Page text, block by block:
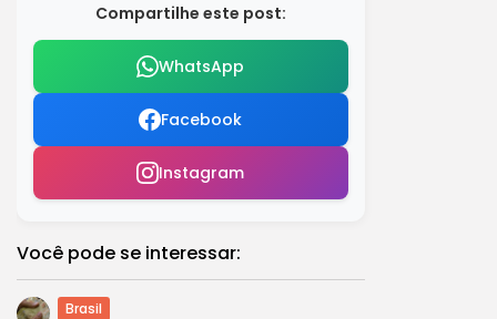
Compartilhe este post:
WhatsApp
Facebook
Instagram
Você pode se interessar:
Brasil